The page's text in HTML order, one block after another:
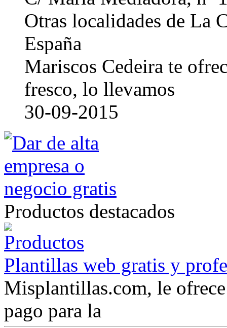
Otras localidades de La
España
Mariscos Cedeira te
fresco, lo llevamos
30-09-2015
Productos destacados
Plantillas web gratis y
Misplantillas.com, le
pago para la